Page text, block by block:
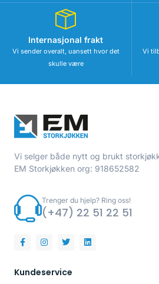
Internasjonal frakt
Vi sender overalt, uansett hvor det
skulle være
Vi
Vi selger både nytt og brukt
EM Storkjøkken org: 918652582
Trenger du hjelp? Ring oss!
(+47) 22 51 22 51
Kundeservice